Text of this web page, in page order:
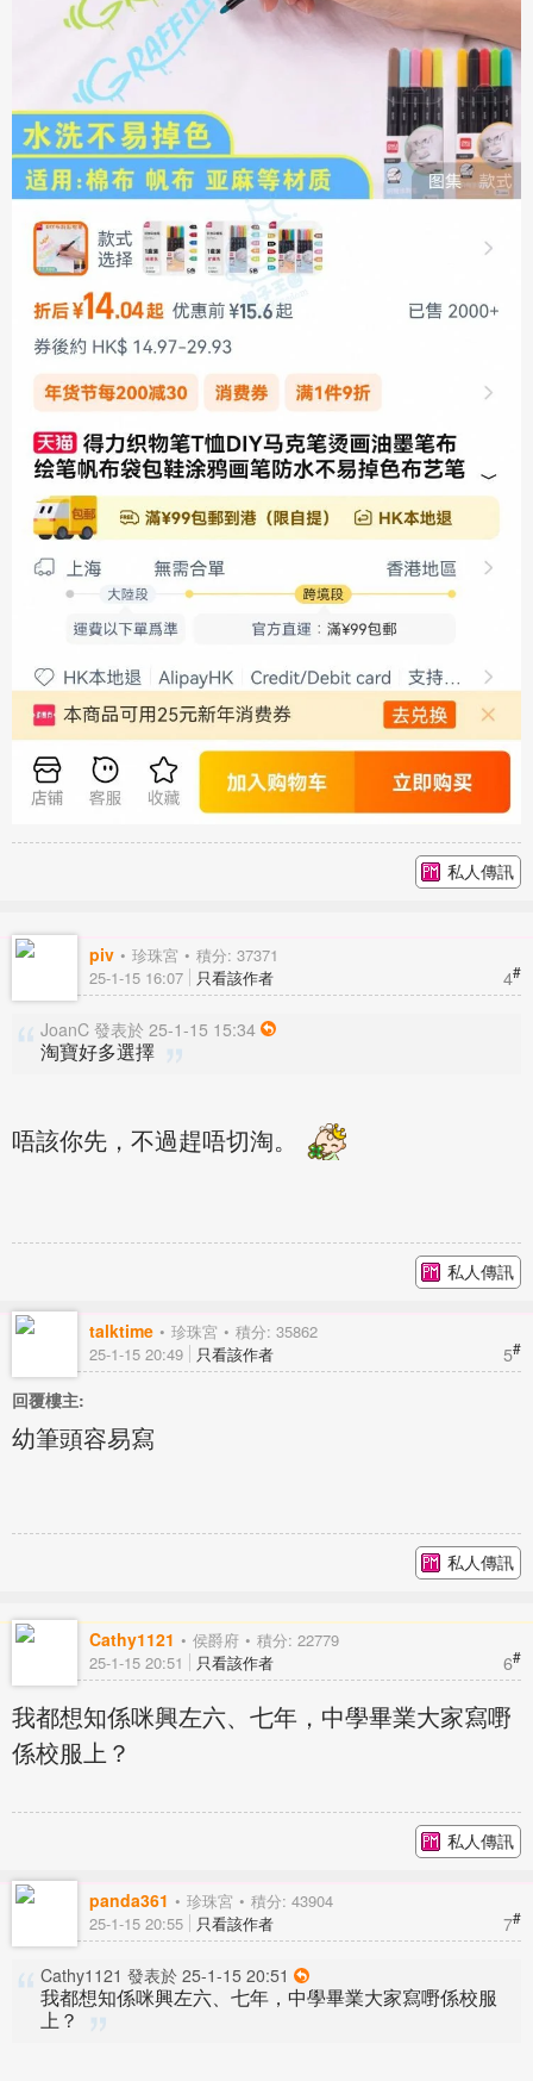
私人傳訊
piv 珍珠宮 積分: 37371
4#
25-1-15 16:07 只看該作者
JoanC 發表於 25-1-15 15:34
淘寶好多選擇
唔該你先，不過趕唔切淘。
私人傳訊
talktime 珍珠宮 積分: 35862
5#
25-1-15 20:49 只看該作者
回覆樓主:
幼筆頭容易寫
私人傳訊
Cathy1121 侯爵府 積分: 22779
6#
25-1-15 20:51 只看該作者
我都想知係咪興左六、七年，中學畢業大家寫嘢
係校服上？
私人傳訊
panda361 珍珠宮 積分: 43904
7#
25-1-15 20:55 只看該作者
Cathy1121 發表於 25-1-15 20:51
我都想知係咪興左六、七年，中學畢業大家寫嘢係校服
上？